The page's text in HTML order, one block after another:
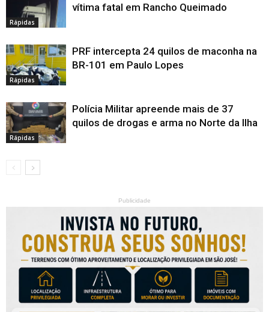
Rápidas
vítima fatal em Rancho Queimado
Rápidas
PRF intercepta 24 quilos de maconha na
BR-101 em Paulo Lopes
Rápidas
Polícia Militar apreende mais de 37
quilos de drogas e arma no Norte da Ilha
Publicidade